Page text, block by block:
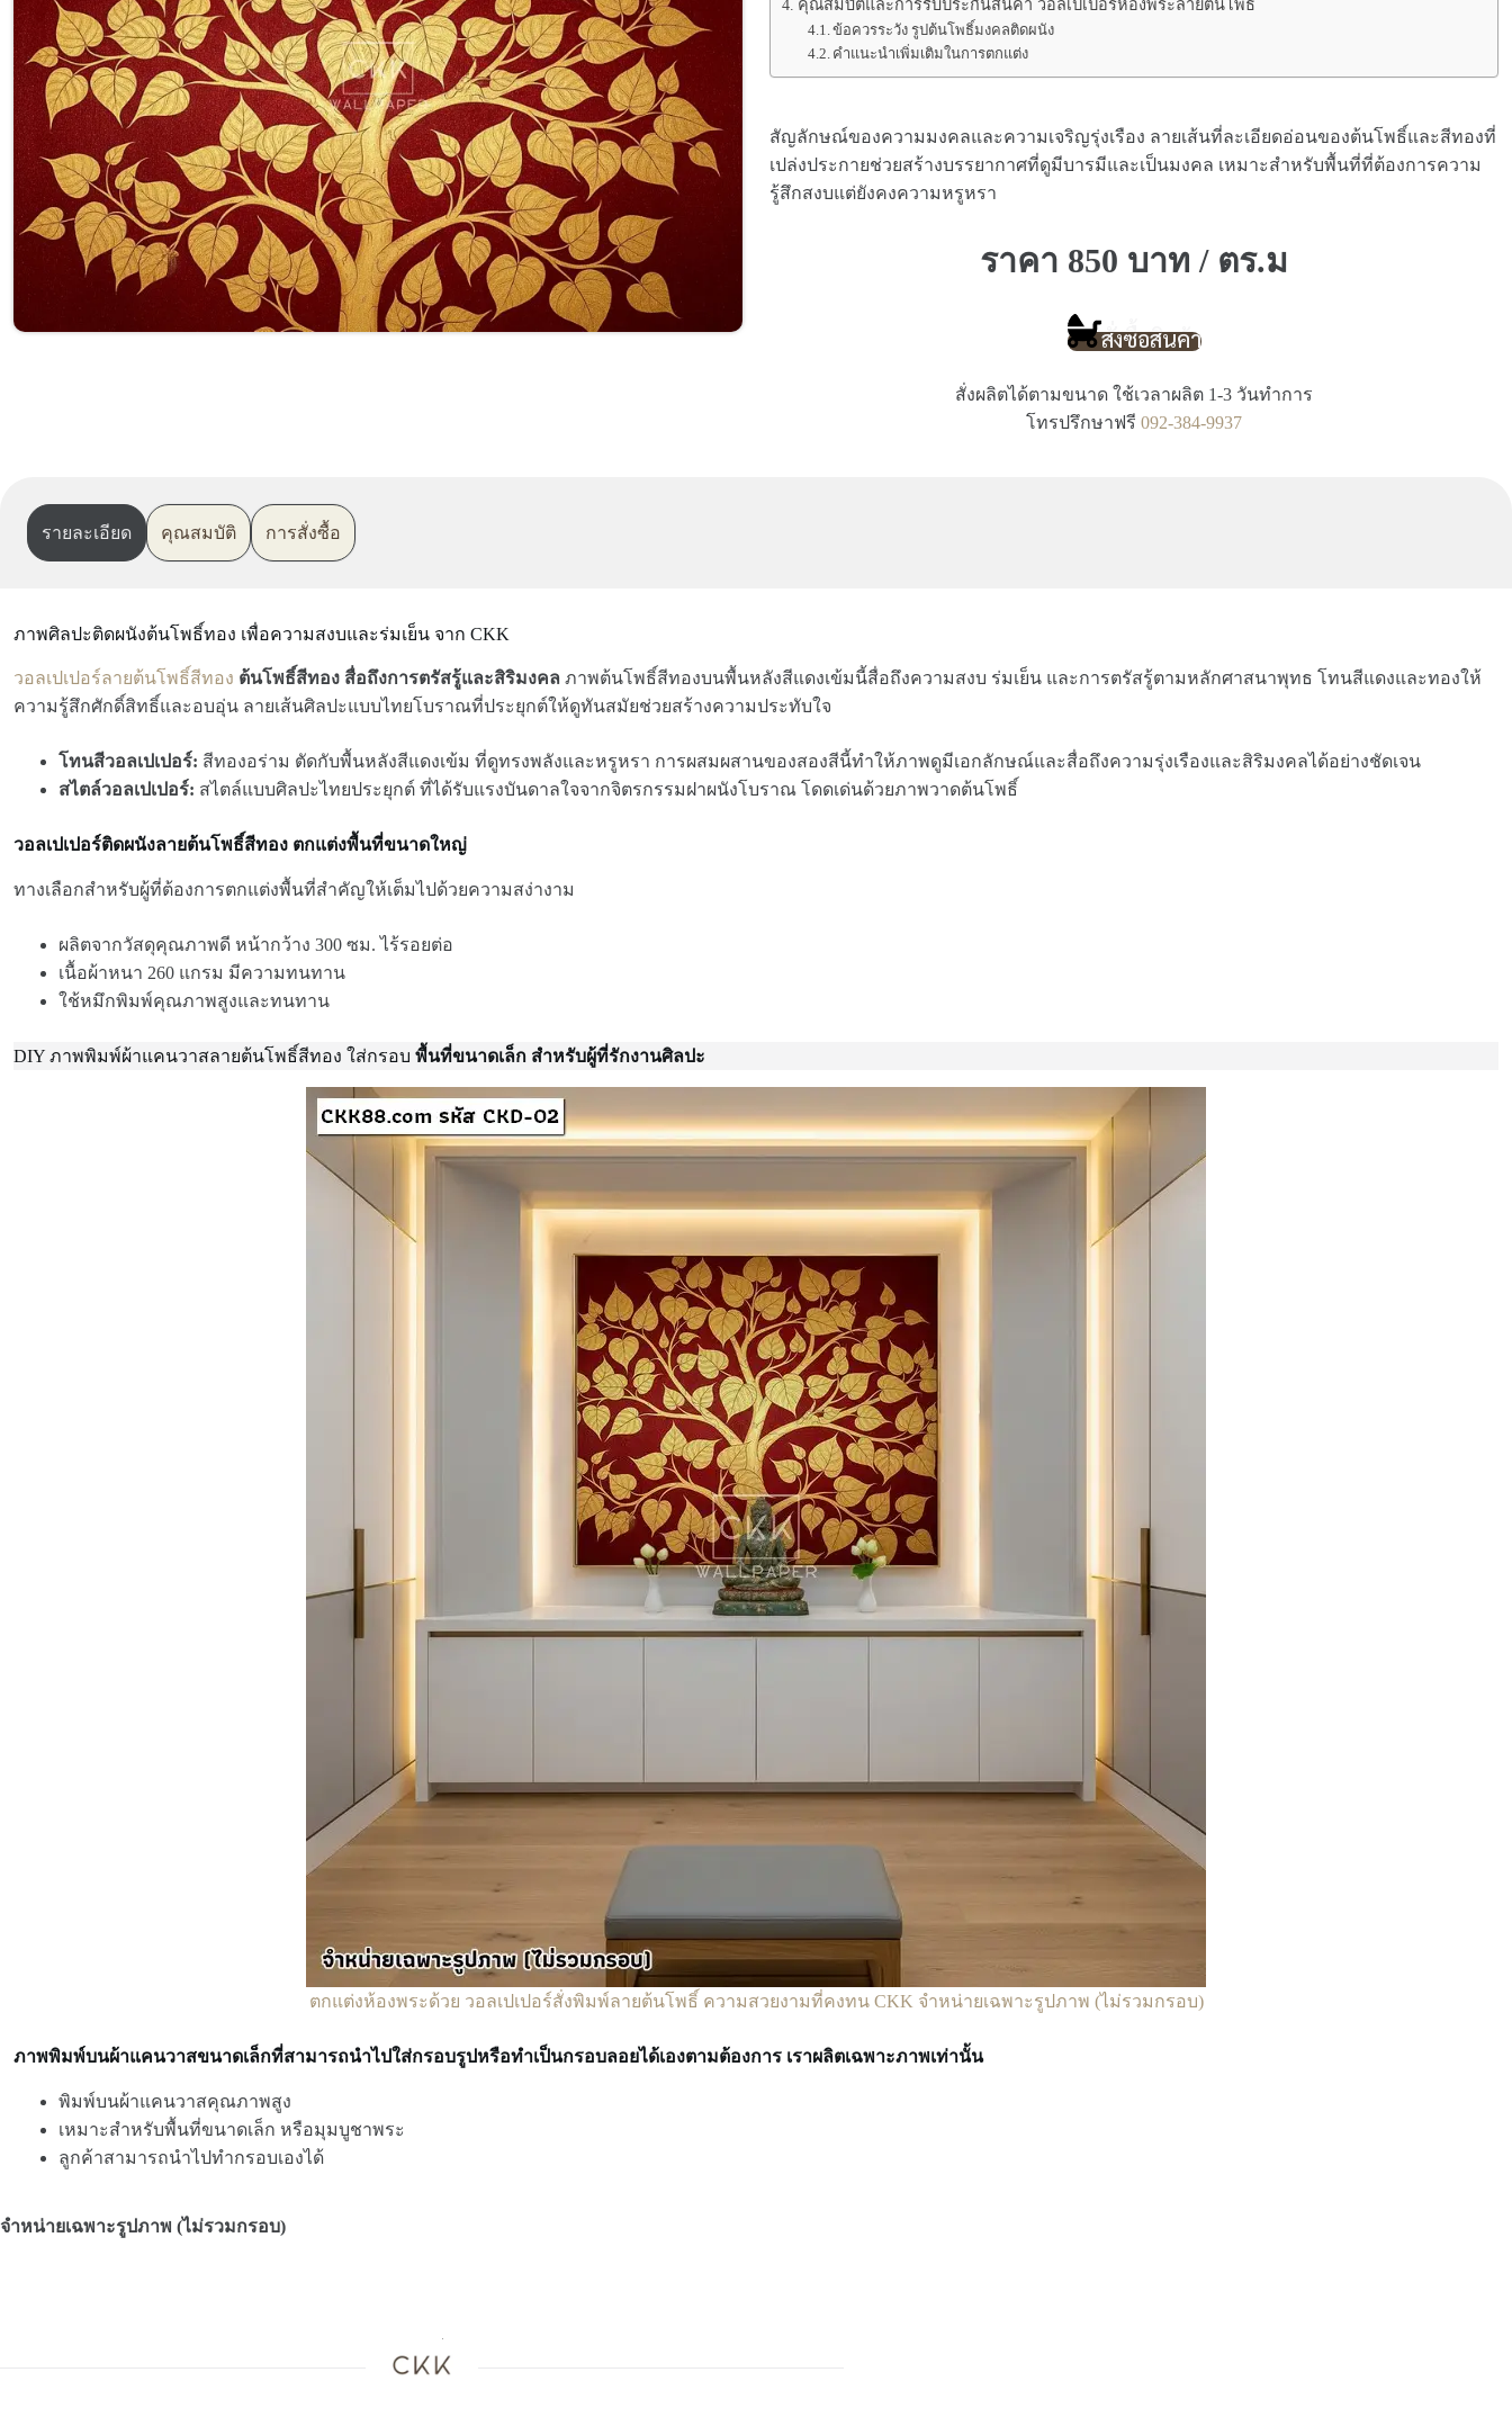
คุณสมบัติและการรับประกันสินค้า วอลเปเปอร์ห้องพระลายต้นโพธิ์
ข้อควรระวัง รูปต้นโพธิ์มงคลติดผนัง
คำแนะนำเพิ่มเติมในการตกแต่ง
สัญลักษณ์ของความมงคลและความเจริญรุ่งเรือง ลายเส้นที่ละเอียดอ่อนของต้นโพธิ์และสีทองที่
เปล่งประกายช่วยสร้างบรรยากาศที่ดูมีบารมีและเป็นมงคล เหมาะสำหรับพื้นที่ที่ต้องการความ
รู้สึกสงบแต่ยังคงความหรูหรา
ราคา 850 บาท / ตร.ม
สั่งซื้อสินค้า
สั่งผลิตได้ตามขนาด ใช้เวลาผลิต 1-3 วันทำการ
โทรปรึกษาฟรี 092-384-9937
รายละเอียด คุณสมบัติ การสั่งซื้อ
ภาพศิลปะติดผนังต้นโพธิ์ทอง เพื่อความสงบและร่มเย็น จาก CKK
วอลเปเปอร์ลายต้นโพธิ์สีทอง ต้นโพธิ์สีทอง สื่อถึงการตรัสรู้และสิริมงคล ภาพต้นโพธิ์สีทองบนพื้นหลังสีแดงเข้มนี้สื่อถึงความสงบ ร่มเย็น และการตรัสรู้ตามหลักศาสนาพุทธ โทนสีแดงและทองให้
ความรู้สึกศักดิ์สิทธิ์และอบอุ่น ลายเส้นศิลปะแบบไทยโบราณที่ประยุกต์ให้ดูทันสมัยช่วยสร้างความประทับใจ
โทนสีวอลเปเปอร์: สีทองอร่าม ตัดกับพื้นหลังสีแดงเข้ม ที่ดูทรงพลังและหรูหรา การผสมผสานของสองสีนี้ทำให้ภาพดูมีเอกลักษณ์และสื่อถึงความรุ่งเรืองและสิริมงคลได้อย่างชัดเจน
สไตล์วอลเปเปอร์: สไตล์แบบศิลปะไทยประยุกต์ ที่ได้รับแรงบันดาลใจจากจิตรกรรมฝาผนังโบราณ โดดเด่นด้วยภาพวาดต้นโพธิ์
วอลเปเปอร์ติดผนังลายต้นโพธิ์สีทอง ตกแต่งพื้นที่ขนาดใหญ่
ทางเลือกสำหรับผู้ที่ต้องการตกแต่งพื้นที่สำคัญให้เต็มไปด้วยความสง่างาม
ผลิตจากวัสดุคุณภาพดี หน้ากว้าง 300 ซม. ไร้รอยต่อ
เนื้อผ้าหนา 260 แกรม มีความทนทาน
ใช้หมึกพิมพ์คุณภาพสูงและทนทาน
DIY ภาพพิมพ์ผ้าแคนวาสลายต้นโพธิ์สีทอง ใส่กรอบ พื้นที่ขนาดเล็ก สำหรับผู้ที่รักงานศิลปะ
ตกแต่งห้องพระด้วย วอลเปเปอร์สั่งพิมพ์ลายต้นโพธิ์ ความสวยงามที่คงทน CKK จำหน่ายเฉพาะรูปภาพ (ไม่รวมกรอบ)
ภาพพิมพ์บนผ้าแคนวาสขนาดเล็กที่สามารถนำไปใส่กรอบรูปหรือทำเป็นกรอบลอยได้เองตามต้องการ เราผลิตเฉพาะภาพเท่านั้น
พิมพ์บนผ้าแคนวาสคุณภาพสูง
เหมาะสำหรับพื้นที่ขนาดเล็ก หรือมุมบูชาพระ
ลูกค้าสามารถนำไปทำกรอบเองได้
จำหน่ายเฉพาะรูปภาพ (ไม่รวมกรอบ)